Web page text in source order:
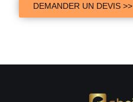
DEMANDER UN DEVIS >>